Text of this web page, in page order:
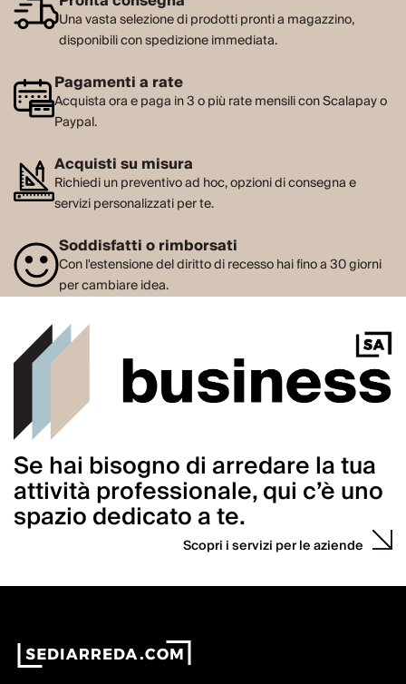
Una vasta selezione di prodotti pronti a magazzino,
disponibili con spedizione immediata.
Pagamenti a rate
Acquista ora e paga in 3 o più rate mensili con Scalapay o
Paypal.
Acquisti su misura
Richiedi un preventivo ad hoc, opzioni di consegna e
servizi personalizzati per te.
Soddisfatti o rimborsati
Con l'estensione del diritto di recesso hai fino a 30 giorni
per cambiare idea.
Se hai bisogno di arredare la tua
attività professionale, qui c’è uno
spazio dedicato a te.
Scopri i servizi per le aziende